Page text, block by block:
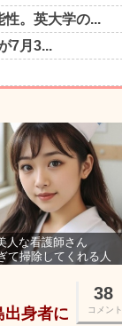
人な看護師さん
て掃除してくれる人
38
コメント
出身者に